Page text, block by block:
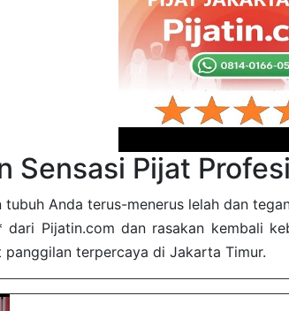
Sensasi Pijat
tubuh Anda terus-menerus lelah dan
dari Pijatin.com dan rasakan kembali
panggilan terpercaya di Jakarta Timur.